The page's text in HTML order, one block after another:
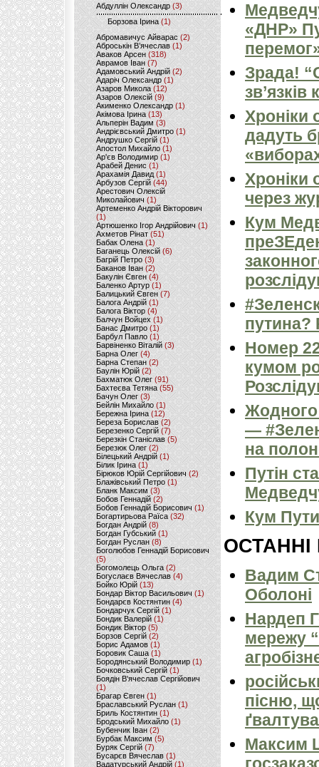
Абдуллін Олександр (3)
Борзова Ірина(1)
Абромавичус Айварас (2)
Аброськін В’ячеслав(1)
Аваков Арсен (318)
Аврамов Іван (7)
Адамовський Андрій(2)
Адаріч Олександр (1)
Азаров Микола (12)
Азаров Олексій (9)
Акименко Олександр(1)
Акімова Ірина(13)
Альперін Вадим (3)
Андрієвський Дмитро(1)
Андрушко Сергій(1)
Апостол Михайло(1)
Ар'єв Володимир (1)
Арабей Денис(1)
Арахамія Давид (1)
Арбузов Сергій (44)
Арестович Олексій
Миколайович(1)
Артеменко Андрій Вікторович
(1)
Артюшенко Ігор Андрійович(1)
Ахметов Рінат(51)
Бабак Олена(1)
Баганець Олексій(6)
Багрій Петро (3)
Баканов Іван(2)
Бакулін Євген (4)
Баленко Артур(1)
Балицький Євген(7)
Балога Андрій (1)
Балога Віктор (4)
Балчун Войцех (1)
Банас Дмитро (1)
Барбул Павло(1)
Барвіненко Віталій(3)
Барна Олег (4)
Барна Степан (2)
Баулін Юрій (2)
Бахматюк Олег (91)
Бахтеєва Тетяна(55)
Бачун Олег (3)
Бейлін Михайло (1)
Бережна Ірина(12)
Береза Борислав(2)
Березенко Сергій (7)
Березкін Станіслав (5)
Березюк Олег(2)
Білецький Андрій (1)
Білик Ірина (1)
Бірюков Юрій Сергійович (2)
Блажівський Петро (1)
Бланк Максим(3)
Бобов Геннадій (2)
Бобов Геннадій Борисович (1)
Богартирьова Раїса (32)
Богдан Андрій(8)
Богдан Губський (1)
Богдан Руслан(8)
Боголюбов Геннадій Борисович
(5)
Богомолець Ольга (2)
Богуслаєв Вячеслав (4)
Бойко Юрій (13)
Бондар Віктор Васильович (1)
Бондарєв Костянтин (4)
Бондарчук Сергій(1)
Бондик Валерій (1)
Бондик Віктор(5)
Борзов Сергiй (2)
Борис Адамов(1)
Боровик Саша (1)
Бородянський Володимир (1)
Бочковський Сергій (1)
Боядін В'ячеслав Сергійович
(1)
Брагар Євген (1)
Браславський Руслан (1)
Бриль Костянтин (1)
Бродський Михайло (1)
Бубенчик Іван(2)
Бурбак Максим (5)
Буряк Сергій (7)
Бусарєв Вячеслав (1)
Вадатурський Андрій (1)
«ДНР»
Зрада!
Хроніки
дадуть
Хроніки
через
Кум
путина?
Номер
кумом
Жодного
—
на
Путін
Кум
ОСТАННІ
Вадим
Оболоні
Нардеп
мережу
пісню,
Максим